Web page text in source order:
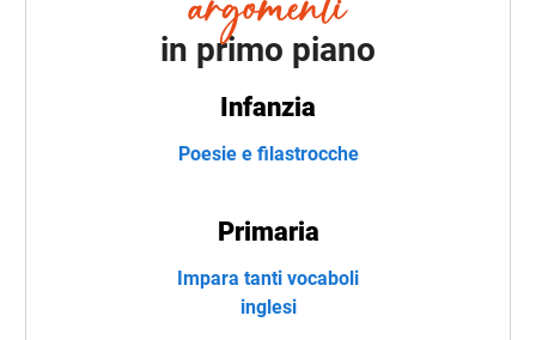
in primo piano
Infanzia
Poesie e filastrocche
Primaria
Impara tanti vocaboli
inglesi